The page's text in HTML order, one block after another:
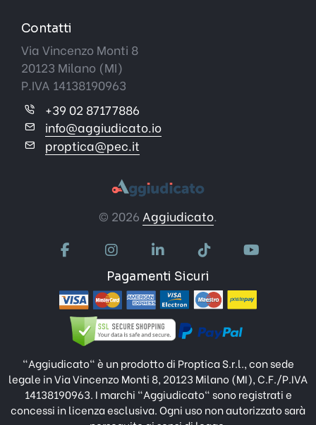
© 2026 Aggiudicato.
Pagamenti Sicuri
Contatti
Via Vincenzo Monti 8
20123 Milano (MI)
P.IVA 14138190963
+39 02 87177886
info@aggiudicato.io
proptica@pec.it
"Aggiudicato" è un prodotto di Proptica S.r.l., con sede
legale in Via Vincenzo Monti 8, 20123 Milano (MI), C.F./P.IVA
14138190963. I marchi "Aggiudicato" sono registrati e
concessi in licenza esclusiva. Ogni uso non autorizzato sarà